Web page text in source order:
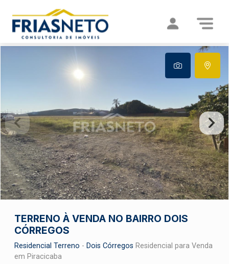
TERRENO À VENDA NO BAIRRO DOIS
CÓRREGOS
Residencial Terreno - Dois Córregos Residencial para Venda
em Piracicaba